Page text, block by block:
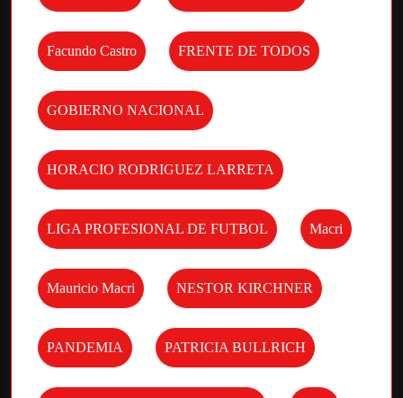
Facundo Castro FRENTE DE TODOS
GOBIERNO NACIONAL
HORACIO RODRIGUEZ LARRETA
LIGA PROFESIONAL DE FUTBOL Macri
Mauricio Macri NESTOR KIRCHNER
PANDEMIA PATRICIA BULLRICH